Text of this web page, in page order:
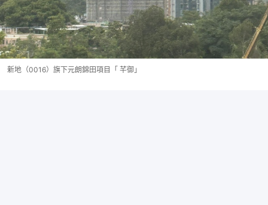
新地（0016）旗下元朗錦田項目「 芊御」